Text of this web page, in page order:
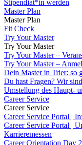
Stipendiat*in werden
Master Plan
Master Plan
Fit Check
Try Your Master
Try Your Master
Try Your Master –
Try Your Master –
Dein Master in Trier: so
Du hast Fragen? Wir
Umstellung des Haupt-
Career Service
Career Service
Career Service Portal |
Career Service Portal |
Karrieremessen
Career Orientation Day